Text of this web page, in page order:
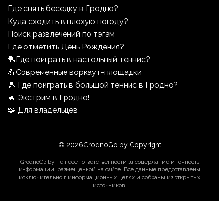
Где снять беседку в Гродно?
Куда сходить в плохую погоду?
Поиск развлечений по тэгам
Где отметить День Рождения?
🏓Где поиграть в настольный теннис?
💪Современные воркаут-площадки
🎾 Где поиграть в большой теннис в Гродно?
🔥 Экстрим в Гродно!
🧩 Для владельцев
© 2026GrodnoGo.by Copyright
GrodnoGo.by не несёт ответственности за содержание и точность
информации, размещённой на сайте. Все данные предоставлены
исключительно в информационных целях и собраны из открытых
источников.